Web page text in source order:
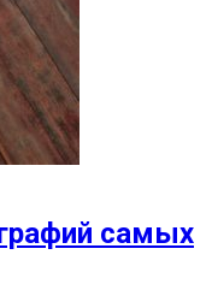
самых